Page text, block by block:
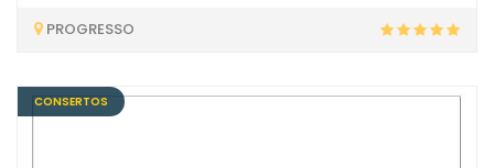
PROGRESSO
CONSERTOS